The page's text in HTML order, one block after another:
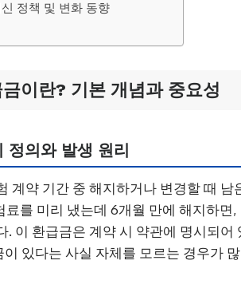
정책 및 변화 동향
이란? 기본 개념과 중요성
정의와 발생 원리
계약 기간 중 해지하거나 변경할 때
료를 미리 냈는데 6개월 만에 해지하
. 이 환급금은 계약 시 약관에 명시되어
있다는 사실 자체를 모르는 경우가